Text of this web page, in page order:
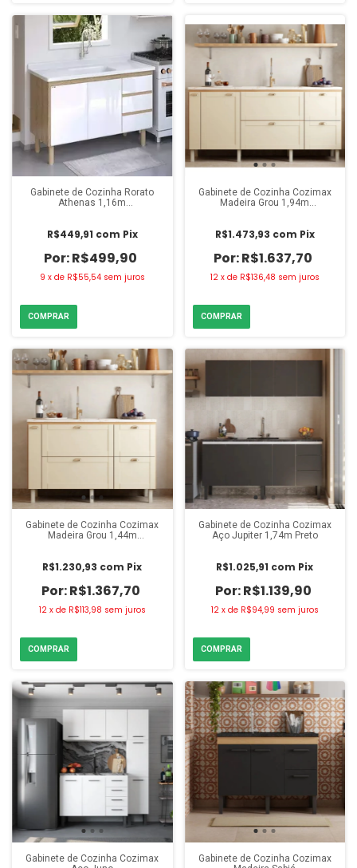
Gabinete de Cozinha Rorato
Athenas 1,16m
R$499,90
R$449,91 com Pix
9 x de R$55,54 sem juros
Gabinete de Cozinha Cozimax
Madeira Grou 1,94m
R$1.637,70
R$1.473,93 com Pix
12 x de R$136,48 sem juros
Gabinete de Cozinha Cozimax
Madeira Grou 1,44m
R$1.367,70
R$1.230,93 com Pix
12 x de R$113,98 sem juros
Gabinete de Cozinha Cozimax
Aço Jupiter 1,74m Preto
R$1.139,90
R$1.025,91 com Pix
12 x de R$94,99 sem juros
Gabinete de Cozinha Cozimax
Gabinete de Cozinha Cozimax